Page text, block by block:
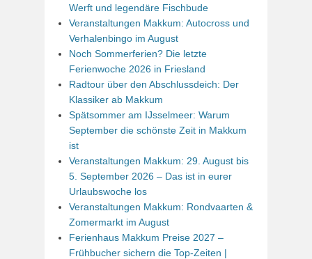
Werft und legendäre Fischbude
Veranstaltungen Makkum: Autocross und
Verhalenbingo im August
Noch Sommerferien? Die letzte
Ferienwoche 2026 in Friesland
Radtour über den Abschlussdeich: Der
Klassiker ab Makkum
Spätsommer am IJsselmeer: Warum
September die schönste Zeit in Makkum
ist
Veranstaltungen Makkum: 29. August bis
5. September 2026 – Das ist in eurer
Urlaubswoche los
Veranstaltungen Makkum: Rondvaarten &
Zomermarkt im August
Ferienhaus Makkum Preise 2027 –
Frühbucher sichern die Top-Zeiten |